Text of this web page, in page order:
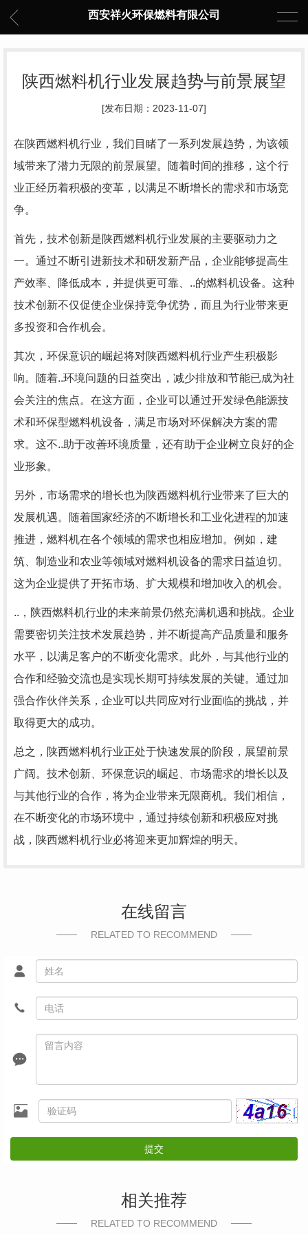
西安祥火环保燃料有限公司
陕西燃料机行业发展趋势与前景展望
[发布日期：2023-11-07]
在陕西燃料机行业，我们目睹了一系列发展趋势，为该领
域带来了潜力无限的前景展望。随着时间的推移，这个行
业正经历着积极的变革，以满足不断增长的需求和市场竞
争。
首先，技术创新是陕西燃料机行业发展的主要驱动力之
一。通过不断引进新技术和研发新产品，企业能够提高生
产效率、降低成本，并提供更可靠、..的燃料机设备。这种
技术创新不仅促使企业保持竞争优势，而且为行业带来更
多投资和合作机会。
其次，环保意识的崛起将对陕西燃料机行业产生积极影
响。随着..环境问题的日益突出，减少排放和节能已成为社
会关注的焦点。在这方面，企业可以通过开发绿色能源技
术和环保型燃料机设备，满足市场对环保解决方案的需
求。这不..助于改善环境质量，还有助于企业树立良好的企
业形象。
另外，市场需求的增长也为陕西燃料机行业带来了巨大的
发展机遇。随着国家经济的不断增长和工业化进程的加速
推进，燃料机在各个领域的需求也相应增加。例如，建
筑、制造业和农业等领域对燃料机设备的需求日益迫切。
这为企业提供了开拓市场、扩大规模和增加收入的机会。
..，陕西燃料机行业的未来前景仍然充满机遇和挑战。企业
需要密切关注技术发展趋势，并不断提高产品质量和服务
水平，以满足客户的不断变化需求。此外，与其他行业的
合作和经验交流也是实现长期可持续发展的关键。通过加
强合作伙伴关系，企业可以共同应对行业面临的挑战，并
取得更大的成功。
总之，陕西燃料机行业正处于快速发展的阶段，展望前景
广阔。技术创新、环保意识的崛起、市场需求的增长以及
与其他行业的合作，将为企业带来无限商机。我们相信，
在不断变化的市场环境中，通过持续创新和积极应对挑
战，陕西燃料机行业必将迎来更加辉煌的明天。
在线留言
RELATED TO RECOMMEND
提交
相关推荐
RELATED TO RECOMMEND